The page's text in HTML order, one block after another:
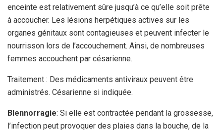
enceinte est relativement sûre jusqu’à ce qu’elle soit prête
à accoucher. Les lésions herpétiques actives sur les
organes génitaux sont contagieuses et peuvent infecter le
nourrisson lors de l’accouchement. Ainsi, de nombreuses
femmes accouchent par césarienne.
Traitement : Des médicaments antiviraux peuvent être
administrés. Césarienne si indiquée.
Blennorragie: Si elle est contractée pendant la grossesse,
l’infection peut provoquer des plaies dans la bouche, de la